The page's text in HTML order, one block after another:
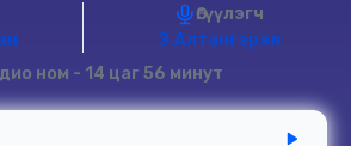
Өгүүлэгч
Э.Алтангэрэл
ном - 14 цаг 56 минут